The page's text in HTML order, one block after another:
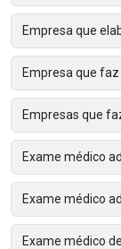
Empresa que
Empresa que
Empresas que
Exame médico
Exame médico
Exame médico